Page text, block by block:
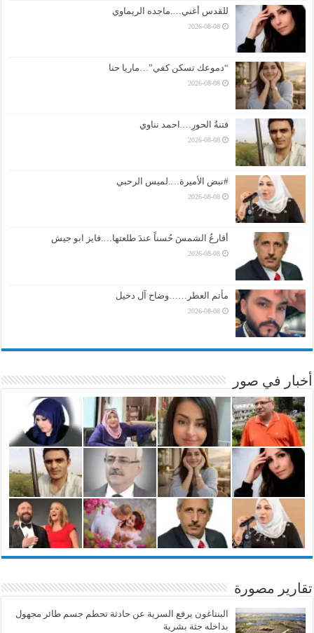
للقدس أغني….ماجده الريماوي
2026-08-08
“دموعك تسكن كفي”…ماريا حنا
2026-08-08
فتنةُ الحورِ….احمد نناوي
2026-08-08
#نبض الأميرة….لميس الرحبي
2026-08-08
أقارعُ الشمسَ حُسناً عندَ طلعتها….فايز ابو جيش
2026-08-08
مأتم العطر……وضاح آل دخيل
2026-08-08
أخبار في صور
تقارير مصورة
البنتاغون يرفع السرية عن حادثة تحطم جسم طائر مجهول
بداخله جثة بشرية